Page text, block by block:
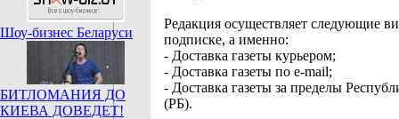
Шоу-бизнес Беларуси
БИТЛОМАНИЯ ДО
КИЕВА ДОВЕДЕТ!
Редакция осуществляет следующие
подписке, а именно:
- Доставка газеты курьером;
- Доставка газеты по e-mail;
- Доставка газеты за пределы
(РБ).